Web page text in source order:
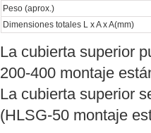
Peso (aprox.)
Dimensiones totales L x A x A(mm)
La cubierta superior
200-400 montaje
La cubierta superior
(HLSG-50 montaje